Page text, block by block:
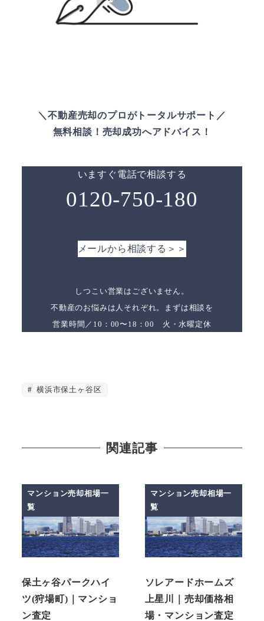
＼不動産売却のプロがトータルサポート／
無料相談！売却成功へアドバイス！
いますぐ電話で相談する
0120-750-180
メールから相談する＞＞
しつこい営業はございません。
不動産のお悩みは人それぞれ。まずは相談を
営業時間／10：00〜18：00 火・水曜定休
横浜市保土ヶ谷区
関連記事
マンション売却相場一
覧
保土ヶ谷パークハイ
ツ(狩場町)｜マンショ
ン査定
マンション売却相場一
覧
ソレアードホームズ
上星川｜売却価格相
場・マンション査定